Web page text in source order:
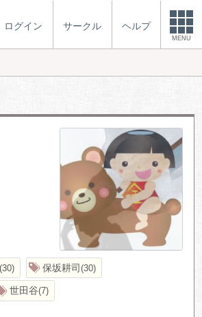
ログイン サークル ヘルプ
MENU
30 保坂耕司 30
世田谷 7